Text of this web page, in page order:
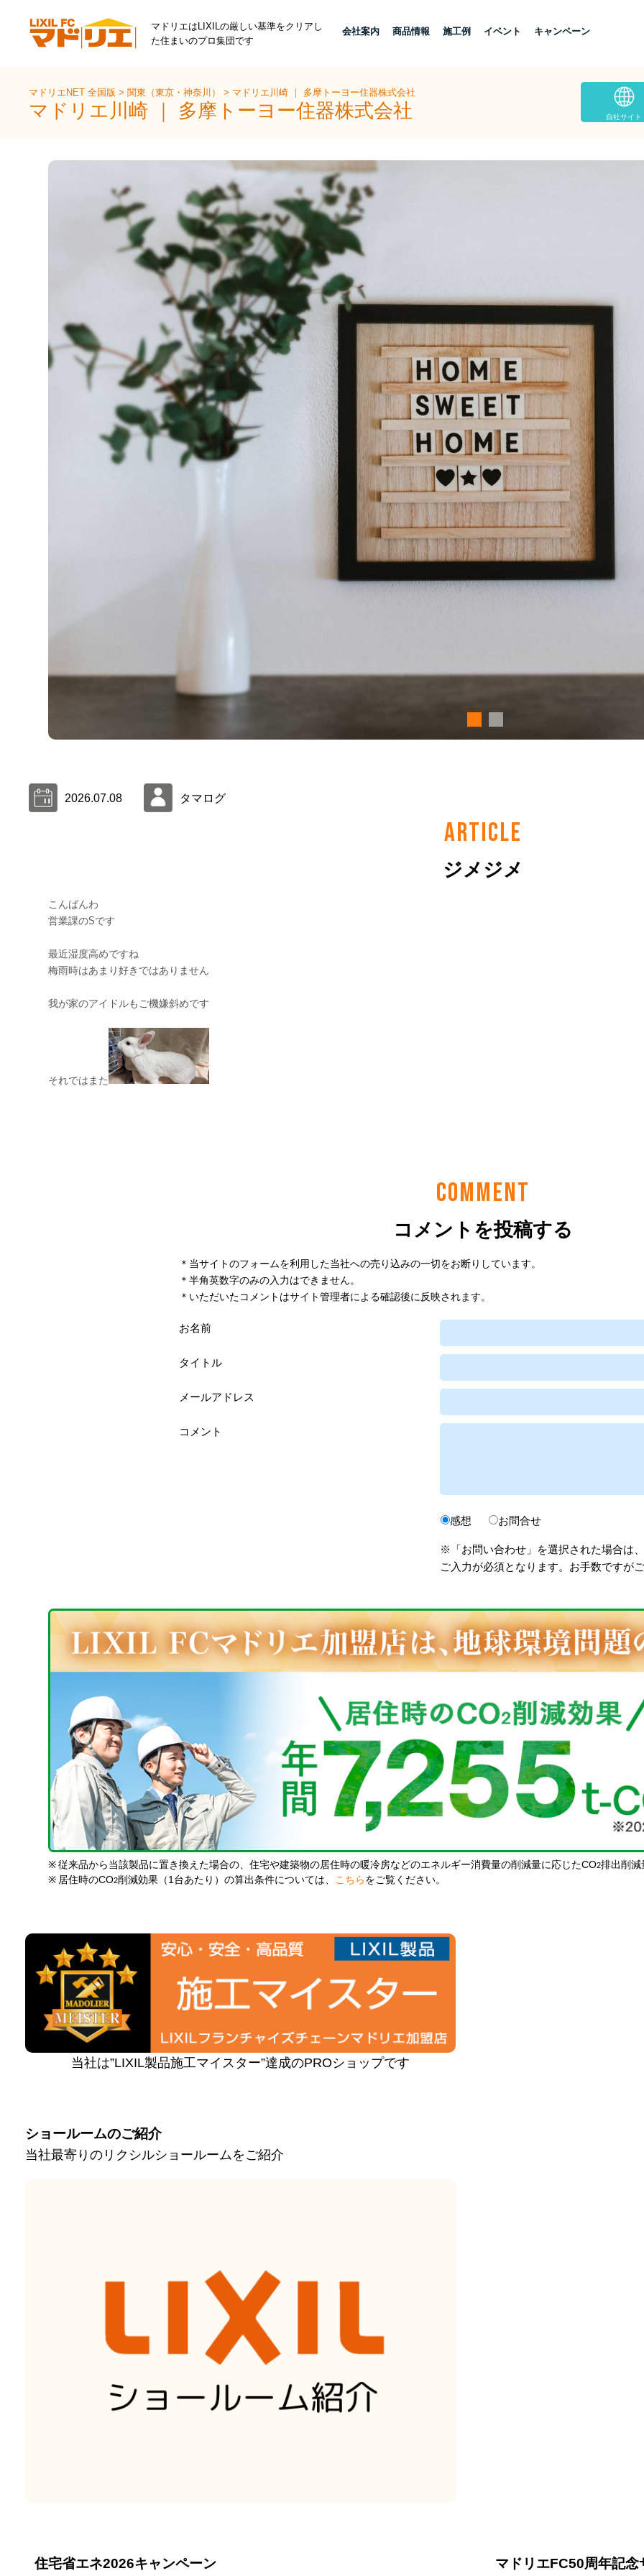
マドリエはLIXILの厳しい基準をクリアし
た住まいのプロ集団です
会社案内 商品情報 施工例 イベント キャンペーン
マドリエNET 全国版>関東（東京・神奈川）> マドリエ川崎 ｜ 多摩トーヨー住器株式会社
マドリエ川崎 ｜ 多摩トーヨー住器株式会社 自社サイト
2026.07.08 タマログ
ARTICLE
ジメジメ
COMMENT
コメントを投稿する
＊当サイトのフォームを利用した当社への売り込みの一切をお断りしています。
＊半角英数字のみの入力はできません。
＊いただいたコメントはサイト管理者による確認後に反映されます。
お名前
タイトル
メールアドレス
コメント
感想 お問合せ
※「お問い合わせ」を選択された場合は
ご入力が必須となります。お手数ですが
※ 従来品から当該製品に置き換えた場合の、住宅や建築物の居住時の暖冷房などのエネルギー消費量の削減量に応じたCO2排出削減
※ 居住時のCO2削減効果（1台あたり）の算出条件については、 こちら をご覧ください。
当社は”LIXIL製品施工マイスター”達成のPROショップです
ショールームのご紹介
当社最寄りのリクシルショールームをご紹介
住宅省エネ2026キャンペーン マドリエFC50周年記念